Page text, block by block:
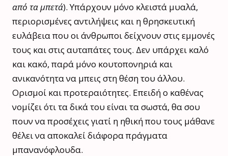
από τα μπετά). Υπάρχουν μόνο κλειστά μυαλά,
περιορισμένες αντιλήψεις και η θρησκευτική
ευλάβεια που οι άνθρωποι δείχνουν στις εμμονές
τους και στις αυταπάτες τους. Δεν υπάρχει καλό
και κακό, παρά μόνο κουτοπονηριά και
ανικανότητα να μπεις στη θέση του άλλου.
Ορισμοί και προτεραιότητες. Επειδή ο καθένας
νομίζει ότι τα δικά του είναι τα σωστά, θα σου
πουν να προσέχεις γιατί η ηθική που τους μάθανε
θέλει να αποκαλεί διάφορα πράγματα
μπανανόφλουδα.